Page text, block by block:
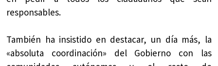
responsables.
También ha insistido en destacar, un día más, la
«absoluta coordinación» del Gobierno con las